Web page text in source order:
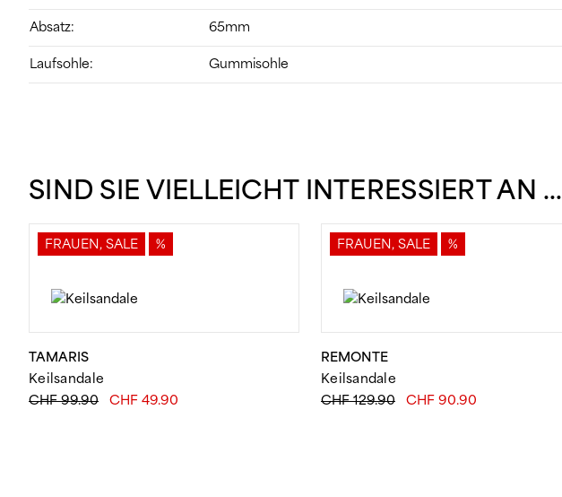
Absatz: 65mm
Laufsohle: Gummisohle
SIND SIE VIELLEICHT INTERESSIERT AN …
FRAUEN, SALE %
TAMARIS
Keilsandale
CHF99.90
Ursprünglicher
CHF 49.90
FRAUEN, SALE %
REMONTE
Keilsandale
CHF129.90
Ursprünglicher
CHF 90.90Aktueller